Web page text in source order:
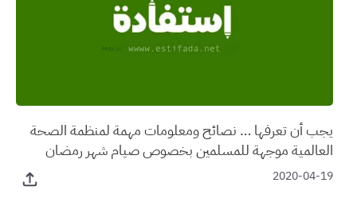
يجب أن تعرفها … نصائح ومعلومات مهمة لمنظمة الصحة
العالمية موجهة للمسلمين بخصوص صيام شهر رمضان
2020-04-19